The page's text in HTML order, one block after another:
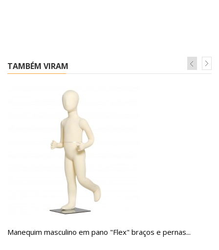
TAMBÉM VIRAM
Manequim masculino em pano "Flex" braços e pernas...